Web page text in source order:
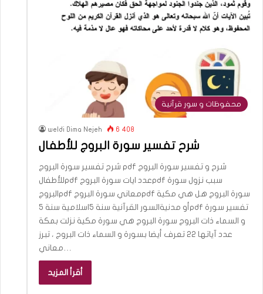
محفوظات و سور قرآنية
weldi Dima Nejeh 6 408
شرح تفسير سورة البروج للأطفال
شرح تفسير سورة البروج pdf شرح و تفسير سورة البروج
للأطفالpdf عدد ايات سورة البروجpdf سبب نزول سورة
البروجpdf معاني سورة البروجpdf سورة البروج هل هي مكية
أو مدنيةالسور القرآنية سنة 5اسلامية سنة 5pdf تفسير سورة
و السماء ذات البروج سورة البروج هي سورة مكية نزلت بمكة
عدد آياتها 22 تعرف أيضا بسورة و السماء ذات البروج ، تبرز
معاني…
أقرأ المزيد